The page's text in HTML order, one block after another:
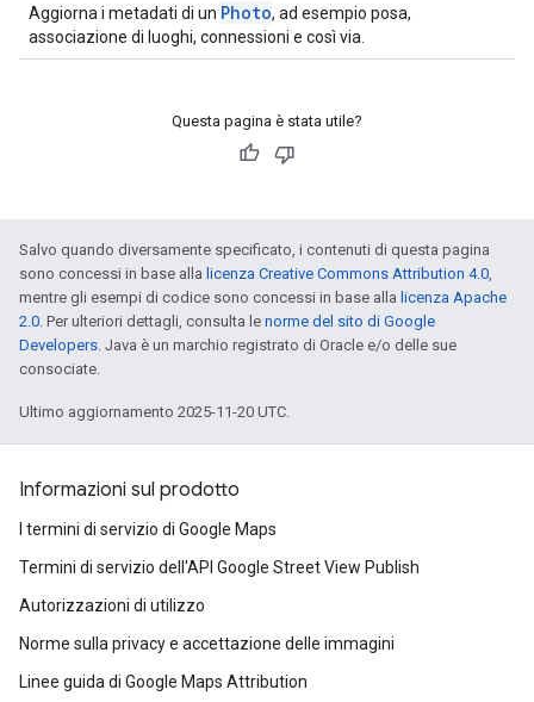
Aggiorna i metadati di un Photo, ad esempio posa,
associazione di luoghi, connessioni e così via.
Questa pagina è stata utile?
Salvo quando diversamente specificato, i contenuti di questa pagina
sono concessi in base alla licenza Creative Commons Attribution 4.0,
mentre gli esempi di codice sono concessi in base alla licenza Apache
2.0. Per ulteriori dettagli, consulta le norme del sito di Google
Developers. Java è un marchio registrato di Oracle e/o delle sue
consociate.
Ultimo aggiornamento 2025-11-20 UTC.
Informazioni sul prodotto
I termini di servizio di Google Maps
Termini di servizio dell'API Google Street View Publish
Autorizzazioni di utilizzo
Norme sulla privacy e accettazione delle immagini
Linee guida di Google Maps Attribution